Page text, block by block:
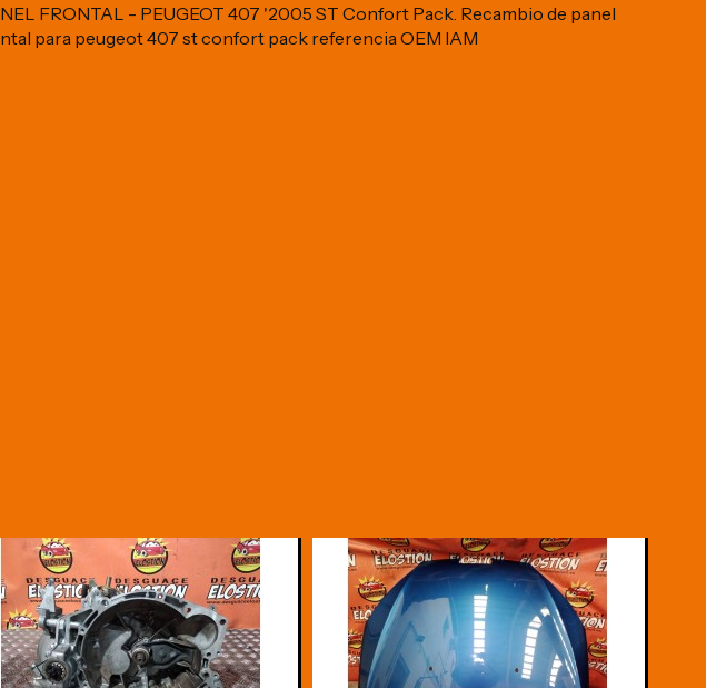
FRONTAL - PEUGEOT 407 '2005 ST Confort Pack. Recambio de panel
para peugeot 407 st confort pack referencia OEM IAM